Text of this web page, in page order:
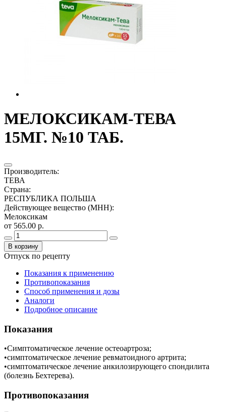
МЕЛОКСИКАМ-ТЕВА
15МГ. №10 ТАБ.
Производитель:
ТЕВА
Страна:
РЕСПУБЛИКА ПОЛЬША
Действующее вещество (МНН):
Мелоксикам
от 565.00 р.
В корзину
Отпуск по рецепту
Показания к применению
Противопоказания
Способ применения и дозы
Аналоги
Подробное описание
Показания
•Симптоматическое лечение остеоартроза;
•симптоматическое лечение ревматоидного артрита;
•симптоматическое лечение анкилозирующего спондилита
(болезнь Бехтерева).
Противопоказания